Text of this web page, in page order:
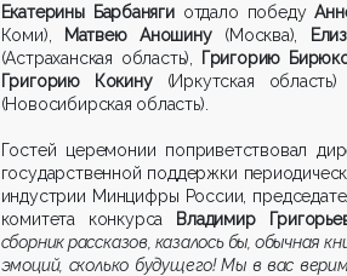
Екатерины Барбаняги отдало победу
Коми), Матвею Аношину(Москва),
(Астраханская область), Григорию
Григорию Кокину(Иркутская
(Новосибирская область).
Гостей церемонии поприветствовал
государственной поддержки
индустрии Минцифры России,
комитета конкурса Владимир
сборник рассказов, казалось бы, обычная
эмоций, сколько будущего! Мы в вас